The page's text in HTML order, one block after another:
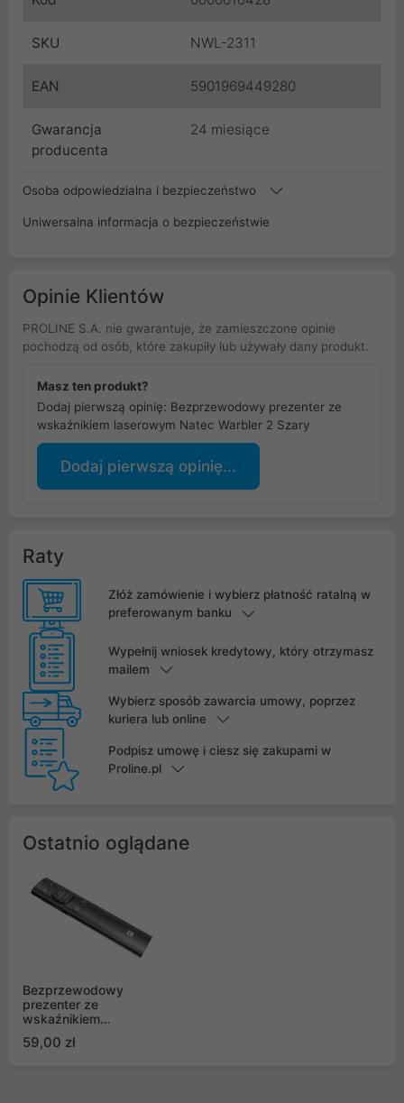
SKU NWL-2311
EAN 5901969449280
Gwarancja
producenta
24 miesiące
Osoba odpowiedzialna i bezpieczeństwo
Uniwersalna informacja o bezpieczeństwie
Opinie Klientów
PROLINE S.A. nie gwarantuje, że zamieszczone opinie
pochodzą od osób, które zakupiły lub używały dany produkt.
Masz ten produkt?
Dodaj pierwszą opinię: Bezprzewodowy prezenter ze
wskaźnikiem laserowym Natec Warbler 2 Szary
Dodaj pierwszą opinię...
Raty
Złóż zamówienie i wybierz płatność ratalną w
preferowanym banku
Wypełnij wniosek kredytowy, który otrzymasz
mailem
Wybierz sposób zawarcia umowy, poprzez
kuriera lub online
Podpisz umowę i ciesz się zakupami w
Proline.pl
Ostatnio oglądane
Bezprzewodowy
prezenter ze
wskaźnikiem
Warbler 2 Szary
59,00 zł